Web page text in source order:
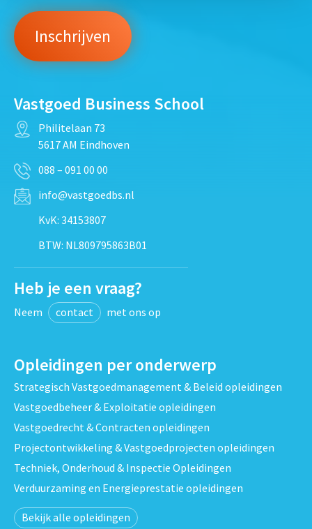
Vastgoed Business School
Philitelaan 73
5617 AM Eindhoven
088 – 091 00 00
info@vastgoedbs.nl
KvK: 34153807
BTW: NL809795863B01
Heb je een vraag?
Neem contact met ons op
Opleidingen per onderwerp
Strategisch Vastgoedmanagement & Beleid opleidingen
Vastgoedbeheer & Exploitatie opleidingen
Vastgoedrecht & Contracten opleidingen
Projectontwikkeling & Vastgoedprojecten opleidingen
Techniek, Onderhoud & Inspectie Opleidingen
Verduurzaming en Energieprestatie opleidingen
Bekijk alle opleidingen